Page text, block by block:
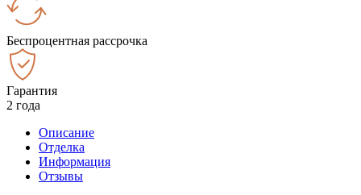
Беспроцентная рассрочка
Гарантия
2 года
Описание
Отделка
Информация
Отзывы